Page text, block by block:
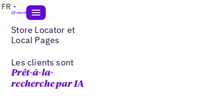
FR
Store Locator et
Local Pages
Les clients sont
Prêt-à-la-
recherche par IA